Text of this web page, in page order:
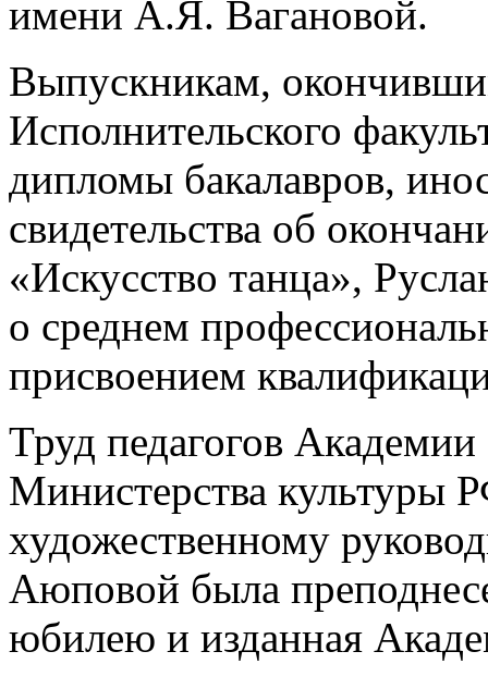
имени А.Я. Вагановой.
Выпускникам,
Исполнительского
дипломы бакалавров,
свидетельства об
«Искусство танца»,
о среднем
присвоением
Труд педагогов
Министерства культуры
художественному
Аюповой была
юбилею и изданная